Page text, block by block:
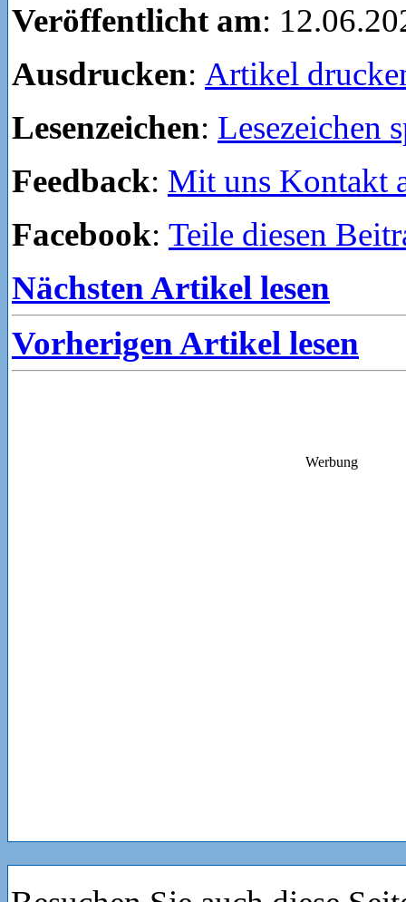
Veröffentlicht am:
Ausdrucken: Artikel
Lesenzeichen: Lesezeichen
Feedback: Mit uns Kontakt
Facebook: Teile diesen
Nächsten Artikel lesen
Vorherigen Artikel lesen
Werbung